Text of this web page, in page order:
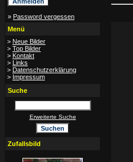
» Password vergessen
Menü
> Neue Bilder
> Top Bilder
> Kontakt
> Links
> Datenschutzerklärung
> Impressum
Suche
Erweiterte Suche
Zufallsbild